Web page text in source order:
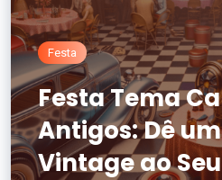
Festa
Festa Tema
Antigos: Dê
Vintage ao